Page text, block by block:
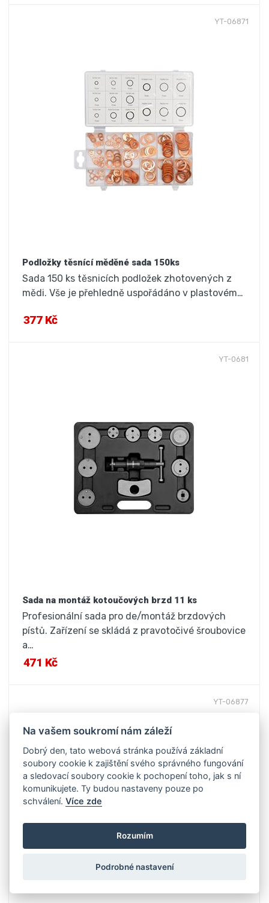
YT-06871
Podložky těsnící měděné sada 150ks
Sada 150 ks těsnicích podložek zhotovených z
mědi. Vše je přehledně uspořádáno v plastovém…
377 Kč
YT-0681
Sada na montáž kotoučových brzd 11 ks
Profesionální sada pro de/montáž brzdových
pístů. Zařízení se skládá z pravotočivé šroubovice
a…
471 Kč
YT-06877
Na vašem soukromí nám záleží
Dobrý den, tato webová stránka používá základní
soubory cookie k zajištění svého správného fungování
a sledovací soubory cookie k pochopení toho, jak s ní
komunikujete. Ty budou nastaveny pouze po
schválení.Více zde
Rozumím
Podrobné nastavení